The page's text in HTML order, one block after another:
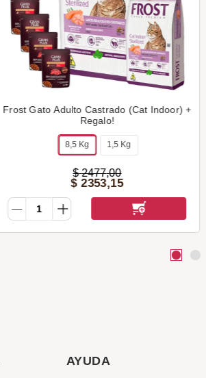
Frost Gato Adulto Castrado (Cat Indoor) +
Regalo!
8,5 Kg 1,5 Kg
$ 2477,00
$ 2353,15
AYUDA